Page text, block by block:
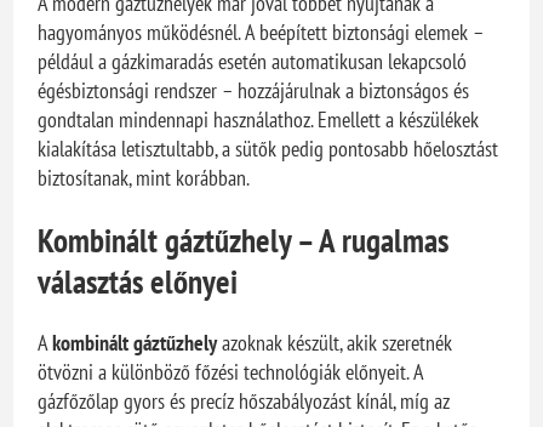
hagyományos működésnél. A beépített biztonsági elemek –
például a gázkimaradás esetén automatikusan lekapcsoló
égésbiztonsági rendszer – hozzájárulnak a biztonságos és
gondtalan mindennapi használathoz. Emellett a készülékek
kialakítása letisztultabb, a sütők pedig pontosabb hőelosztást
biztosítanak, mint korábban.
Kombinált gáztűzhely – A rugalmas
választás előnyei
Akombinált gáztűzhelyazoknak készült, akik szeretnék
ötvözni a különböző főzési technológiák előnyeit. A
gázfőzőlap gyors és precíz hőszabályozást kínál, míg az